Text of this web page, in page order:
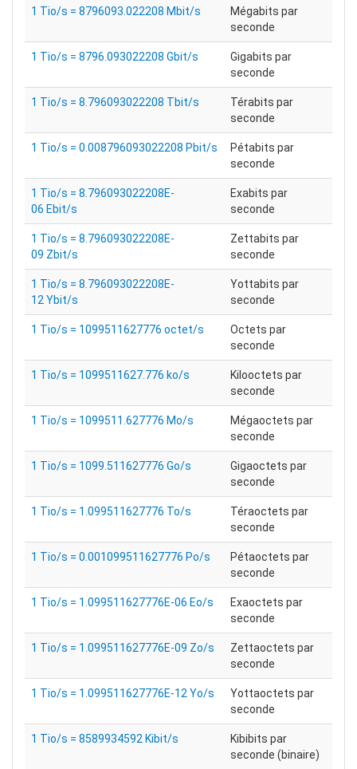
1 Tio/s = 8796093.022208 Mbit/s
Mégabits par
seconde
1 Tio/s = 8796.093022208 Gbit/s
Gigabits par
seconde
1 Tio/s = 8.796093022208 Tbit/s
Térabits par
seconde
1 Tio/s = 0.008796093022208 Pbit/s
Pétabits par
seconde
1 Tio/s = 8.796093022208E-
06 Ebit/s
Exabits par
seconde
1 Tio/s = 8.796093022208E-
09 Zbit/s
Zettabits par
seconde
1 Tio/s = 8.796093022208E-
12 Ybit/s
Yottabits par
seconde
1 Tio/s = 1099511627776 octet/s
Octets par
seconde
1 Tio/s = 1099511627.776 ko/s
Kilooctets par
seconde
1 Tio/s = 1099511.627776 Mo/s
Mégaoctets par
seconde
1 Tio/s = 1099.511627776 Go/s
Gigaoctets par
seconde
1 Tio/s = 1.099511627776 To/s
Téraoctets par
seconde
1 Tio/s = 0.001099511627776 Po/s
Pétaoctets par
seconde
1 Tio/s = 1.099511627776E-06 Eo/s
Exaoctets par
seconde
1 Tio/s = 1.099511627776E-09 Zo/s
Zettaoctets par
seconde
1 Tio/s = 1.099511627776E-12 Yo/s
Yottaoctets par
seconde
1 Tio/s = 8589934592 Kibit/s
Kibibits par
seconde (binaire)